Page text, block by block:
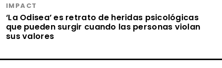
IMPACT
‘La Odisea’ es retrato de heridas psicológicas
que pueden surgir cuando las personas violan
sus valores